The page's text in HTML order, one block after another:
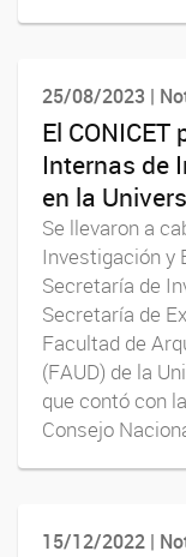
25/08/2023 |
El
Internas de
en la
Se llevaron a
Investigación y
Secretaría de
Secretaría de
Facultad de
(FAUD) de la
que contó con
Consejo
15/12/2022 |